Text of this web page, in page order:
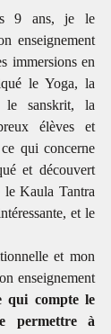
9 ans, je le
enseignement
immersions en
le Yoga, la
le sanskrit, la
élèves et
qui concerne
et découvert
le Kaula Tantra
et le
et mon
enseignement
qui compte le
permettre à